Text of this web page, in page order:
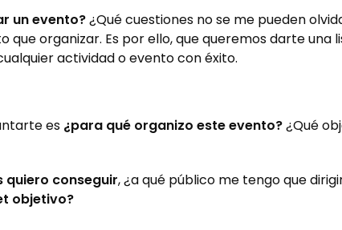
un evento?¿Qué cuestiones no se me pueden
organizar. Es por ello, que queremos darte una
actividad o evento con éxito.
es ¿para qué organizo este evento?¿Qué
quiero conseguir, ¿a qué público me tengo que
objetivo?